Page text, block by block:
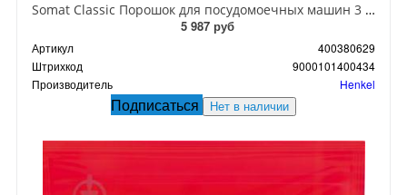
Somat Classic Порошок для посудомоечных машин 3 кг
5 987 руб
Артикул
400380629
Штрихкод
9000101400434
Производитель
Henkel
Подписаться Нет в наличии